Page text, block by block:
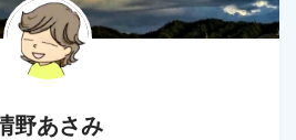
野あさみ